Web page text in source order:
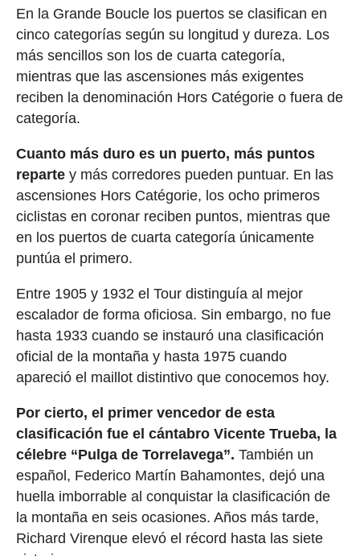
En la Grande Boucle los puertos se clasifican en
cinco categorías según su longitud y dureza. Los
más sencillos son los de cuarta categoría,
mientras que las ascensiones más exigentes
reciben la denominación Hors Catégorie o fuera de
categoría.
Cuanto más duro es un puerto, más puntos
reparte y más corredores pueden puntuar. En las
ascensiones Hors Catégorie, los ocho primeros
ciclistas en coronar reciben puntos, mientras que
en los puertos de cuarta categoría únicamente
puntúa el primero.
Entre 1905 y 1932 el Tour distinguía al mejor
escalador de forma oficiosa. Sin embargo, no fue
hasta 1933 cuando se instauró una clasificación
oficial de la montaña y hasta 1975 cuando
apareció el maillot distintivo que conocemos hoy.
Por cierto, el primer vencedor de esta
clasificación fue el cántabro Vicente Trueba, la
célebre “Pulga de Torrelavega”. También un
español, Federico Martín Bahamontes, dejó una
huella imborrable al conquistar la clasificación de
la montaña en seis ocasiones. Años más tarde,
Richard Virenque elevó el récord hasta las siete